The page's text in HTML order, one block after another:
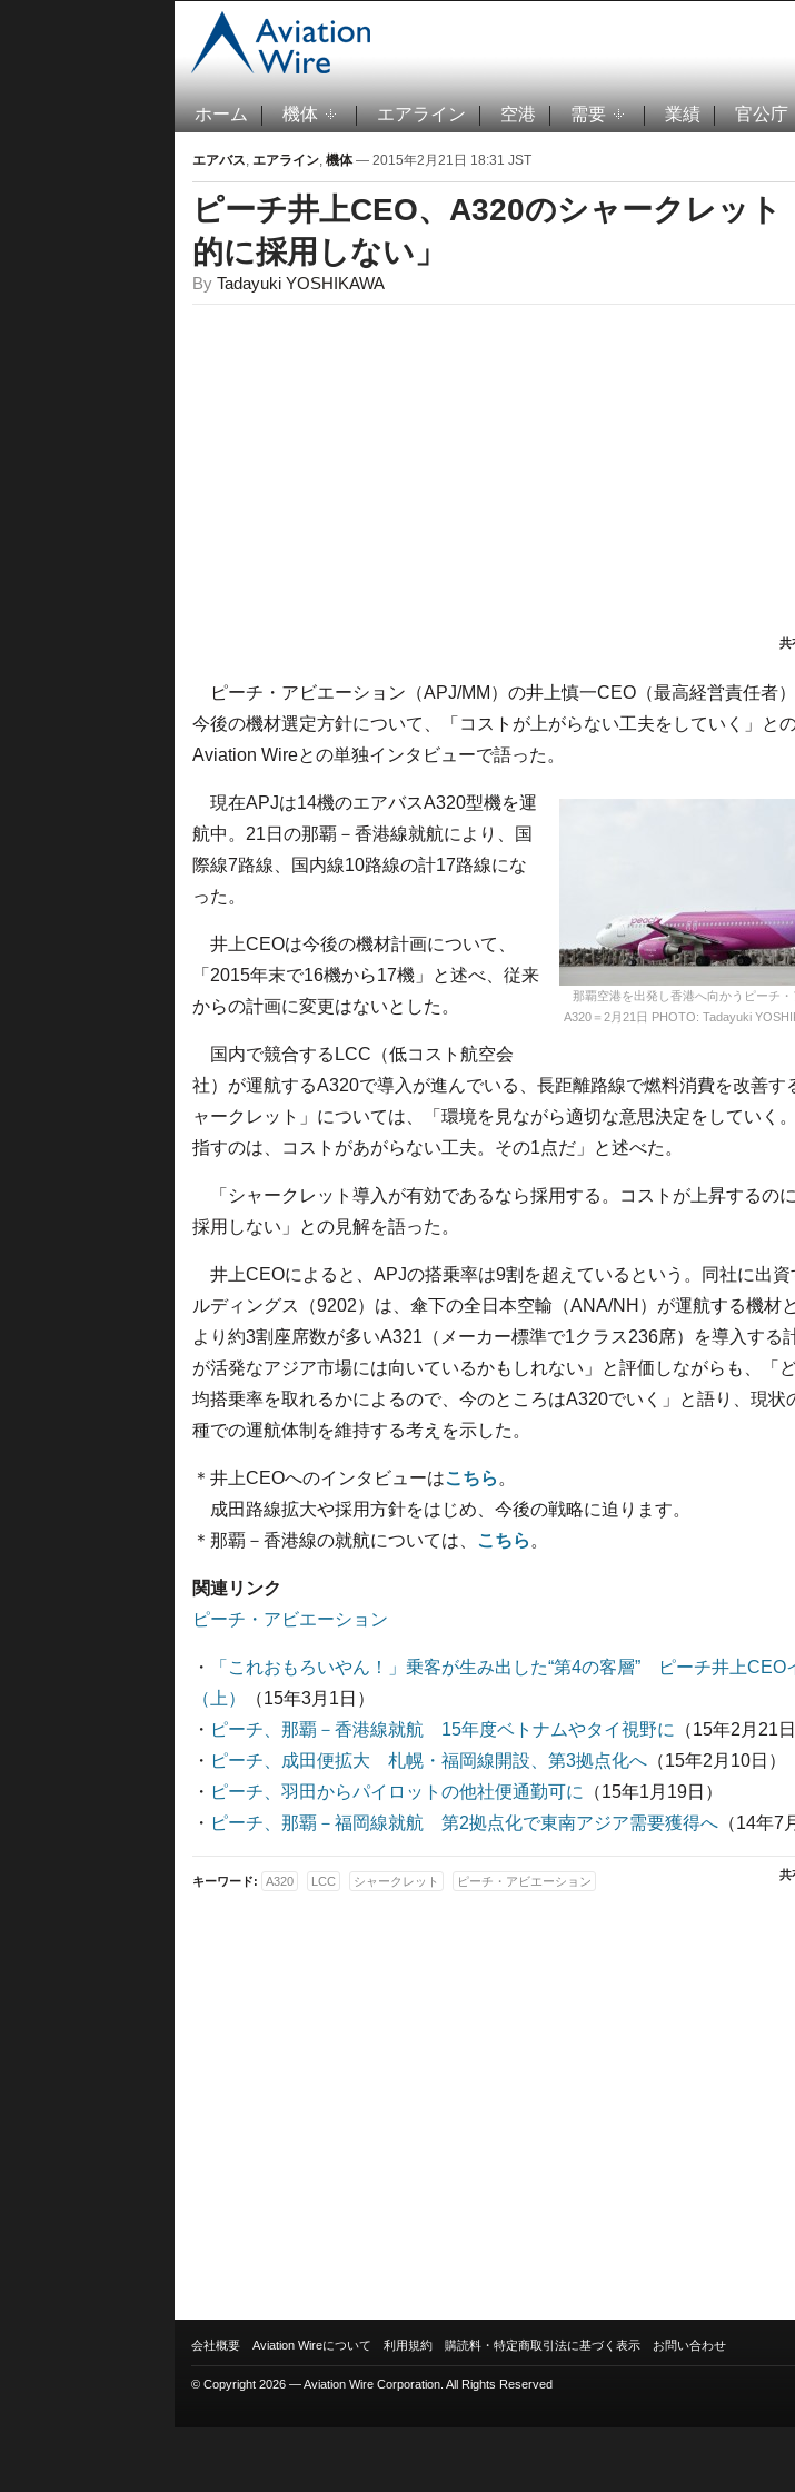
ホーム 機体 エアライン 空港 需要 業績 官公庁
エアバス, エアライン, 機体— 2015年2月21日 18:31 JST
ピーチ井上CEO、A320のシャークレット
的に採用しない」
By Tadayuki YOSHIKAWA
共
ピーチ・アビエーション（APJ/MM）の井上慎一CEO（最高経営責任者）
今後の機材選定方針について、「コストが上がらない工夫をしていく」と
Aviation Wireとの単独インタビューで語った。
那覇空港を出発し香港へ向かうピーチ
A320＝2月21日 PHOTO: Tadayuki
現在APJは14機のエアバスA320型機を運
航中。21日の那覇－香港線就航により、国
際線7路線、国内線10路線の計17路線にな
った。
井上CEOは今後の機材計画について、
「2015年末で16機から17機」と述べ、従来
からの計画に変更はないとした。
国内で競合するLCC（低コスト航空会
社）が運航するA320で導入が進んでいる、長距離路線で燃料消費を改善す
ャークレット」については、「環境を見ながら適切な意思決定をしていく
指すのは、コストがあがらない工夫。その1点だ」と述べた。
「シャークレット導入が有効であるなら採用する。コストが上昇するの
採用しない」との見解を語った。
井上CEOによると、APJの搭乗率は9割を超えているという。同社に出資
ルディングス（9202）は、傘下の全日本空輸（ANA/NH）が運航する機材
より約3割座席数が多いA321（メーカー標準で1クラス236席）を導入する
が活発なアジア市場には向いているかもしれない」と評価しながらも、「
均搭乗率を取れるかによるので、今のところはA320でいく」と語り、現状
種での運航体制を維持する考えを示した。
＊井上CEOへのインタビューはこちら 。
成田路線拡大や採用方針をはじめ、今後の戦略に迫ります。
＊那覇－香港線の就航については、
こちら 。
関連リンク
ピーチ・アビエーション
・
「これおもろいやん！」乗客が生み出した“第4の客層” ピーチ井上CEO
（上）
（15年3月1日）
・ ピーチ、那覇－香港線就航 15年度ベトナムやタイ視野に
（15年2月21日
・ ピーチ、成田便拡大 札幌・福岡線開設、第3拠点化へ （15年2月10日）
・ ピーチ、羽田からパイロットの他社便通勤可に
（15年1月19日）
・ ピーチ、那覇－福岡線就航 第2拠点化で東南アジア需要獲得へ （14年7
共
キーワード: A320 LCC シャークレット ピーチ・アビエーション
会社概要 Aviation Wireについて 利用規約 購読料・特定商取引法に基づく表示 お問い合わせ
© Copyright 2026 — Aviation Wire Corporation. All Rights Reserved